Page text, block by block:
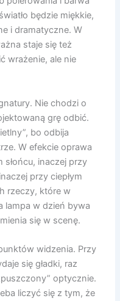
będzie miękkie,
i dramatyczne. W
staje się też
wrażenie, ale nie
Nie chodzi o
grę odbić.
bo odbija
W efekcie oprawa
słońcu, inaczej przy
przy ciepłym
rzeczy, które w
lampa w dzień bywa
się w scenę.
widzenia. Przy
się gładki, raz
optycznie.
liczyć się z tym, że